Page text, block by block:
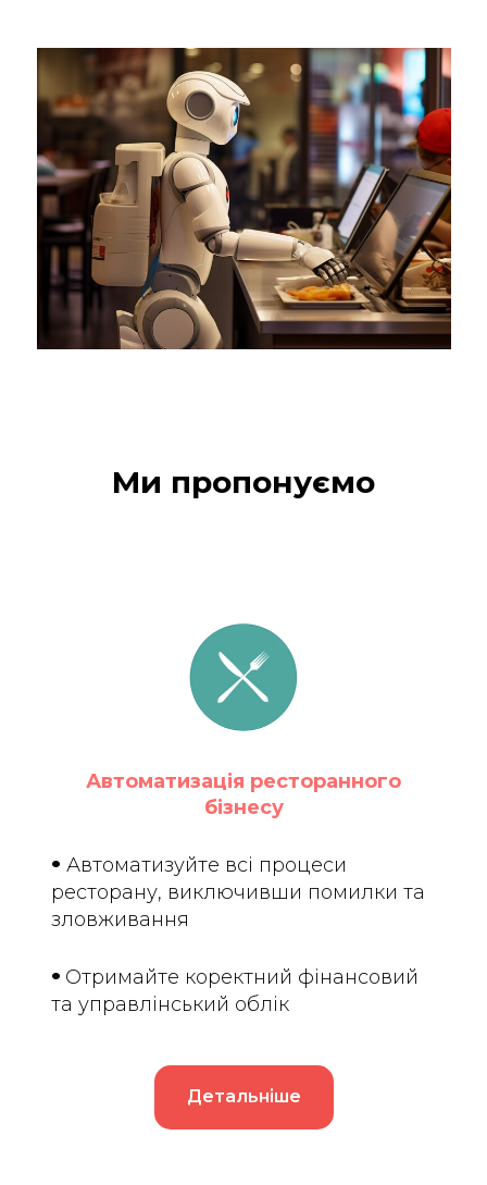
Ми пропонуємо
Автоматизація ресторанного
бізнесу
• Автоматизуйте всі процеси
ресторану, виключивши помилки та
зловживання
• Отримайте коректний фінансовий
та управлінський облік
Детальніше